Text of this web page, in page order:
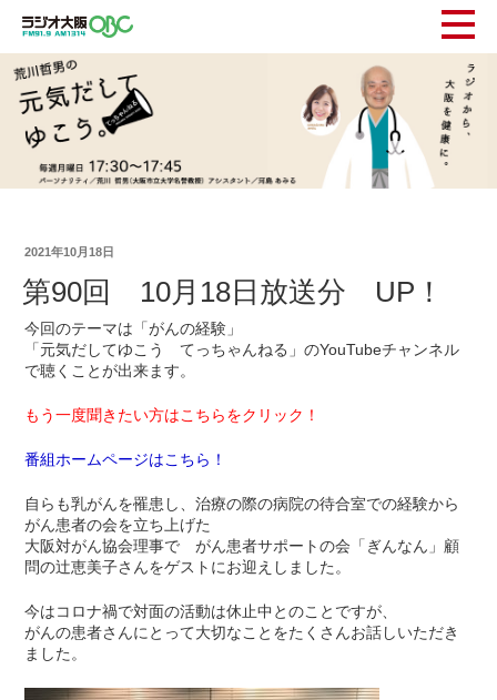
2021年10月18日
第90回 10月18日放送分 UP！
今回のテーマは「がんの経験」
「元気だしてゆこう てっちゃんねる」のYouTubeチャンネル
で聴くことが出来ます。
もう一度聞きたい方はこちらをクリック！
番組ホームページはこちら！
自らも乳がんを罹患し、治療の際の病院の待合室での経験から
がん患者の会を立ち上げた
大阪対がん協会理事で がん患者サポートの会「ぎんなん」顧
問の辻恵美子さんをゲストにお迎えしました。
今はコロナ禍で対面の活動は休止中とのことですが、
がんの患者さんにとって大切なことをたくさんお話しいただき
ました。